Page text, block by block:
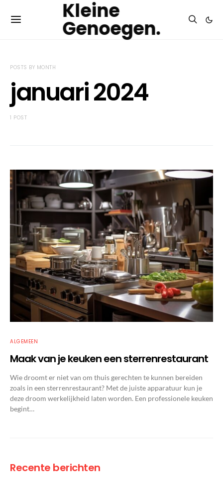
Kleine
Genoegen.
POSTS BY MONTH
januari 2024
1 POST
ALGEMEEN
Maak van je keuken een sterrenrestaurant
Wie droomt er niet van om thuis gerechten te kunnen bereiden
zoals in een sterrenrestaurant? Met de juiste apparatuur kun je
deze droom werkelijkheid laten worden. Een professionele keuken
begint…
Recente berichten